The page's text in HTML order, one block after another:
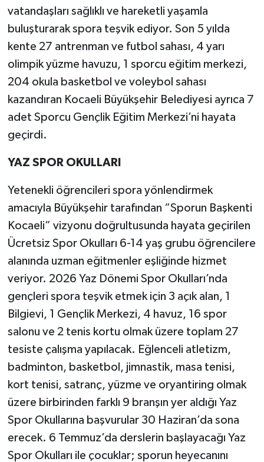
vatandaşları sağlıklı ve hareketli yaşamla
buluşturarak spora teşvik ediyor. Son 5 yılda
kente 27 antrenman ve futbol sahası, 4 yarı
olimpik yüzme havuzu, 1 sporcu eğitim merkezi,
204 okula basketbol ve voleybol sahası
kazandıran Kocaeli Büyükşehir Belediyesi ayrıca 7
adet Sporcu Gençlik Eğitim Merkezi’ni hayata
geçirdi.
YAZ SPOR OKULLARI
Yetenekli öğrencileri spora yönlendirmek
amacıyla Büyükşehir tarafından “Sporun Başkenti
Kocaeli” vizyonu doğrultusunda hayata geçirilen
Ücretsiz Spor Okulları 6-14 yaş grubu öğrencilere
alanında uzman eğitmenler eşliğinde hizmet
veriyor. 2026 Yaz Dönemi Spor Okulları’nda
gençleri spora teşvik etmek için 3 açık alan, 1
Bilgievi, 1 Gençlik Merkezi, 4 havuz, 16 spor
salonu ve 2 tenis kortu olmak üzere toplam 27
tesiste çalışma yapılacak. Eğlenceli atletizm,
badminton, basketbol, jimnastik, masa tenisi,
kort tenisi, satranç, yüzme ve oryantiring olmak
üzere birbirinden farklı 9 branşın yer aldığı Yaz
Spor Okullarına başvurular 30 Haziran’da sona
erecek. 6 Temmuz’da derslerin başlayacağı Yaz
Spor Okulları ile çocuklar; sporun heyecanını